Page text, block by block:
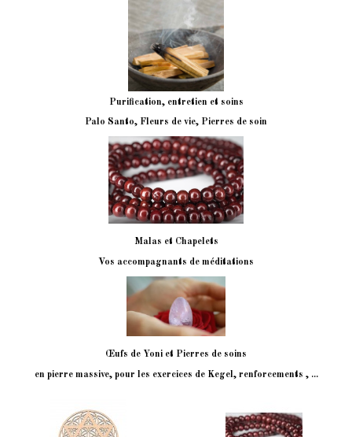
Purification, entretien et soins
Palo Santo, Fleurs de vie, Pierres de soin
Malas et Chapelets
Vos accompagnants de méditations
Œufs de Yoni et Pierres de soins
en pierre massive, pour les exercices de Kegel, renforcements , ...